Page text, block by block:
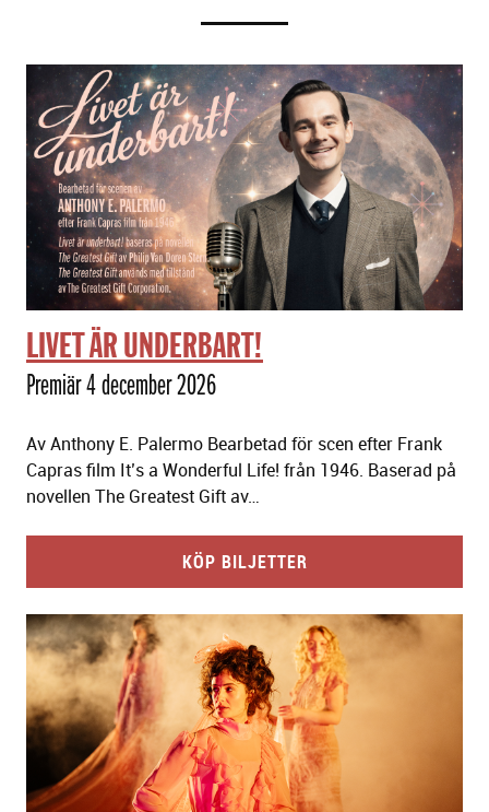
LIVET ÄR UNDERBART!
Premiär 4 december 2026
Av Anthony E. Palermo Bearbetad för scen efter Frank
Capras film It’s a Wonderful Life! från 1946. Baserad på
novellen The Greatest Gift av…
KÖP BILJETTER